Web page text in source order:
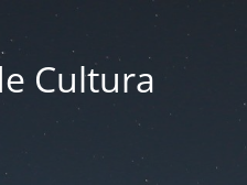
Cultura